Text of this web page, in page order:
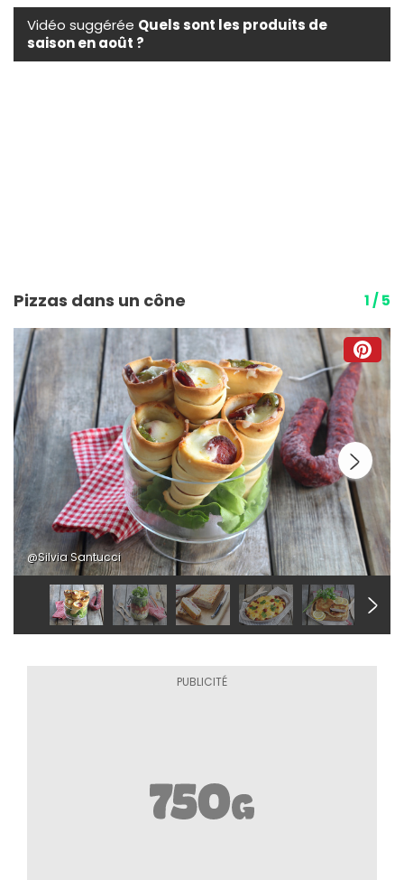
Vidéo suggérée Quels sont les produits de
saison en août ?
Pizzas dans un cône 1 / 5
@Silvia Santucci